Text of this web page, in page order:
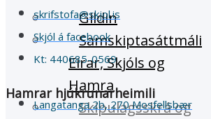
Gildin
Samskiptasáttmáli
Eirar, Skjóls og
Hamra
Skipulagsskrá og
skrifstofa@skjol.is
Skjól á facebook
Kt: 440685-0569
Hamrar hjúkrunarheimili
Langatanga 2b, 270 Mosfellsbær